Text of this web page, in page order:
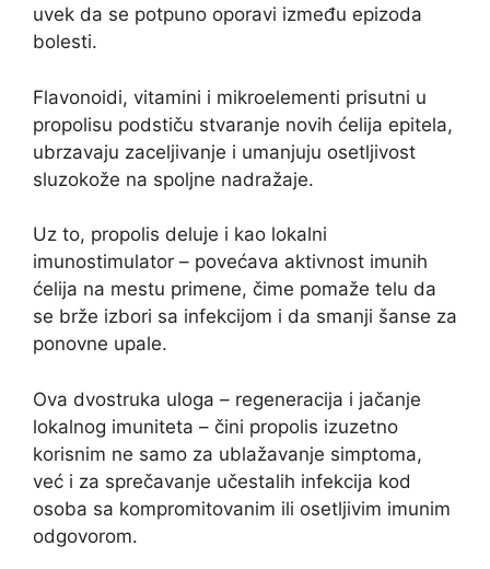
uvek da se potpuno oporavi između epizoda
bolesti.
Flavonoidi, vitamini i mikroelementi prisutni u
propolisu podstiču stvaranje novih ćelija epitela,
ubrzavaju zaceljivanje i umanjuju osetljivost
sluzokože na spoljne nadražaje.
Uz to, propolis deluje i kao lokalni
imunostimulator – povećava aktivnost imunih
ćelija na mestu primene, čime pomaže telu da
se brže izbori sa infekcijom i da smanji šanse za
ponovne upale.
Ova dvostruka uloga – regeneracija i jačanje
lokalnog imuniteta – čini propolis izuzetno
korisnim ne samo za ublažavanje simptoma,
već i za sprečavanje učestalih infekcija kod
osoba sa kompromitovanim ili osetljivim imunim
odgovorom.